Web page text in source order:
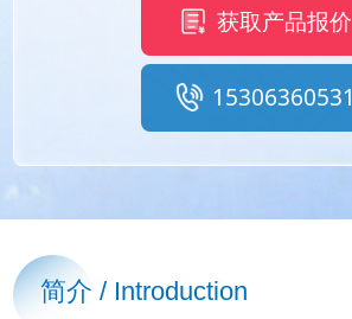
获取产品报价
15306360531
简介 / Introduction